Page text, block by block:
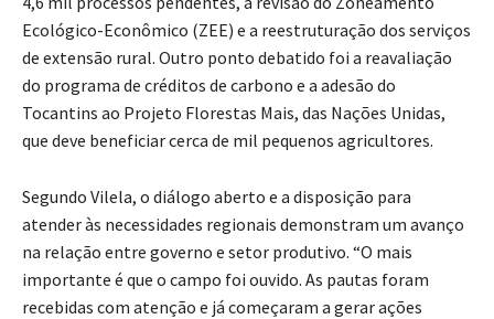
Ecológico-Econômico (ZEE) e a reestruturação dos serviços
de extensão rural. Outro ponto debatido foi a reavaliação
do programa de créditos de carbono e a adesão do
Tocantins ao Projeto Florestas Mais, das Nações Unidas,
que deve beneficiar cerca de mil pequenos agricultores.
Segundo Vilela, o diálogo aberto e a disposição para
atender às necessidades regionais demonstram um avanço
na relação entre governo e setor produtivo. “O mais
importante é que o campo foi ouvido. As pautas foram
recebidas com atenção e já começaram a gerar ações